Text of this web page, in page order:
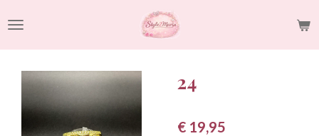
direct
naar
hoofdinhoud
24
€ 19,95